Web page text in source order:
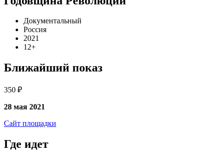
Документальный
Россия
2021
12+
Ближайший показ
350 ₽
28 мая 2021
Сайт площадки
Где идет